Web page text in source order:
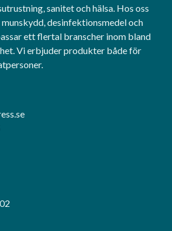
sanitet och hälsa. Hos oss
desinfektionsmedel och
ett flertal branscher inom bland
Vi erbjuder produkter både för